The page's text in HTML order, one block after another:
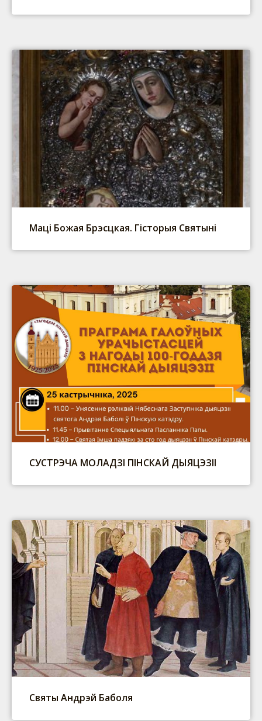
Маці Божая Брэсцкая. Гісторыя Святыні
СУСТРЭЧА МОЛАДЗІ ПІНСКАЙ ДЫЯЦЭЗІІ
Святы Андрэй Баболя